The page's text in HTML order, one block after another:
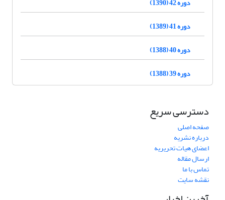
دوره 41 (1389)
دوره 40 (1388)
دوره 39 (1388)
دسترسی سریع
صفحه اصلی
درباره نشریه
اعضای هیات تحریریه
ارسال مقاله
تماس با ما
نقشه سایت